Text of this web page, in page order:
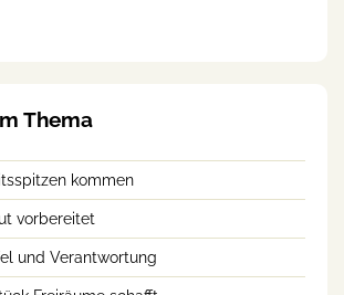
Thema
kommen
vorbereitet
und Verantwortung